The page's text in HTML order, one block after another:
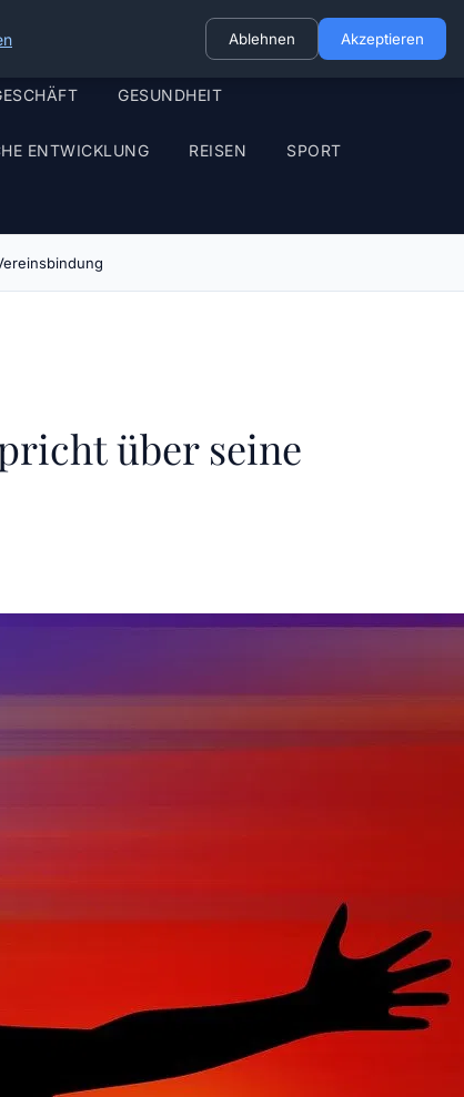
GESUNDHEIT
ENTWICKLUNG REISEN SPORT
über seine
Ablehnen Akzeptieren